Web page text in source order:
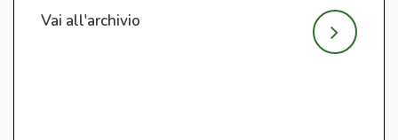
Vai all'archivio